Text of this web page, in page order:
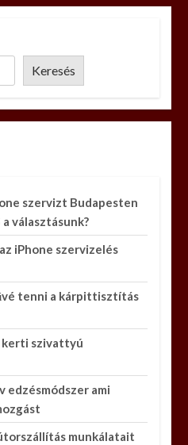
Keresés
szervizt Budapesten
választásunk?
iPhone szervizelés
tenni a kárpittisztítás
kerti szivattyú
edzésmódszer ami
munkálatait